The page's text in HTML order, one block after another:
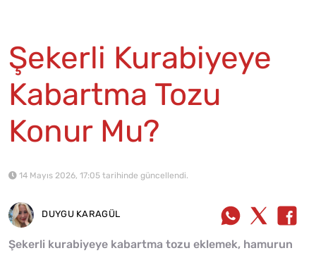
Şekerli Kurabiyeye
Kabartma Tozu
Konur Mu?
14 Mayıs 2026, 17:05 tarihinde güncellendi.
DUYGU KARAGÜL
Şekerli kurabiyeye kabartma tozu eklemek, hamurun